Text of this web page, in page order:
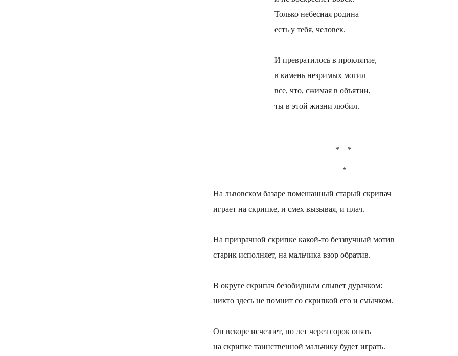
Только небесная родина
есть у тебя, человек.
И превратилось в проклятие,
в камень незримых могил
все, что, сжимая в объятии,
ты в этой жизни любил.
* *
*
На львовском базаре помешанный старый скрипач
играет на скрипке, и смех вызывая, и плач.
На призрачной скрипке какой-то беззвучный мотив
старик исполняет, на мальчика взор обратив.
В округе скрипач безобидным слывет дурачком:
никто здесь не помнит со скрипкой его и смычком.
Он вскоре исчезнет, но лет через сорок опять
на скрипке таинственной мальчику будет играть.